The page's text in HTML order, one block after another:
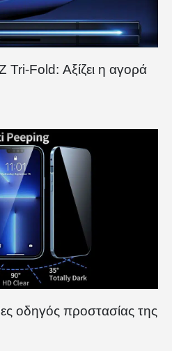
Fold: Αξίζει η αγορά
οδηγός προστασίας της